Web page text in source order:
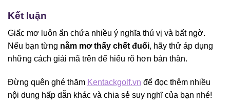
Kết luận
Giấc mơ luôn ẩn chứa nhiều ý nghĩa thú vị và bất ngờ.
Nếu bạn từng nằm mơ thấy chết đuối, hãy thử áp dụng
những cách giải mã trên để hiểu rõ hơn bản thân.
Đừng quên ghé thăm Kentackgolf.vn để đọc thêm nhiều
nội dung hấp dẫn khác và chia sẻ suy nghĩ của bạn nhé!